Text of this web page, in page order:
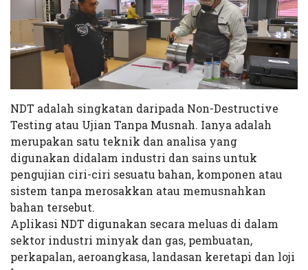
NDT adalah singkatan daripada Non-Destructive
Testing atau Ujian Tanpa Musnah. Ianya adalah
merupakan satu teknik dan analisa yang
digunakan didalam industri dan sains untuk
pengujian ciri-ciri sesuatu bahan, komponen atau
sistem tanpa merosakkan atau memusnahkan
bahan tersebut.
Aplikasi NDT digunakan secara meluas di dalam
sektor industri minyak dan gas, pembuatan,
perkapalan, aeroangkasa, landasan keretapi dan loji